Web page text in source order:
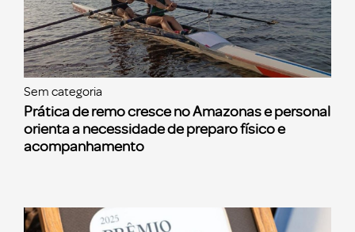
Sem categoria
Prática de remo cresce no Amazonas e personal
orienta a necessidade de preparo físico e
acompanhamento